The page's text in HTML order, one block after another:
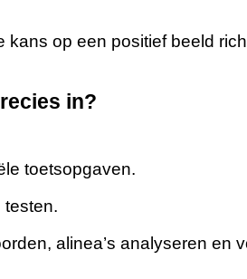
op een positief beeld
in?
toetsopgaven.
testen.
alinea’s analyseren en